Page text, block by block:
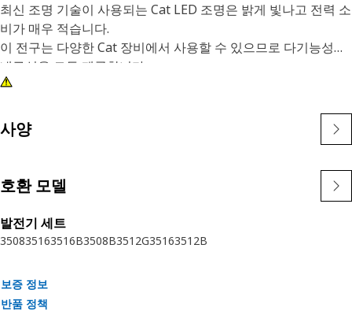
최신 조명 기술이 사용되는 Cat LED 조명은 밝게 빛나고 전력 소
비가 매우 적습니다.
이 전구는 다양한 Cat 장비에서 사용할 수 있으므로 다기능성과
내구성을 모두 제공합니다.
특성:
• 24V
• 슬라이드 베이스
• 단일 전구
적용 분야:
• 고진동 작업
• 다양한 Cat 장비에 부착
사양
호환 모델
발전기 세트
350835163516B3508B3512G35163512B
보증 정보
반품 정책